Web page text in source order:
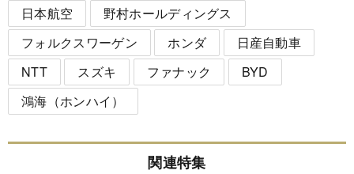
日本航空
野村ホールディングス
フォルクスワーゲン
ホンダ
日産自動車
NTT
スズキ ファナック
BYD
鴻海（ホンハイ）
関連特集